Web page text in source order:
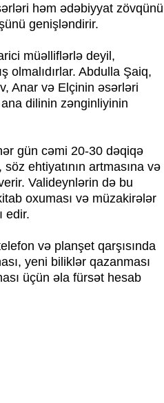
həm ədəbiyyat zövqünü
genişləndirir.
müəlliflərlə deyil,
olmalıdırlar. Abdulla Şaiq,
Anar və Elçinin əsərləri
dilinin zənginliyinin
gün cəmi 20-30 dəqiqə
ehtiyatının artmasına və
Valideynlərin də bu
oxuması və müzakirələr
edir.
və planşet qarşısında
yeni biliklər qazanması
üçün əla fürsət hesab